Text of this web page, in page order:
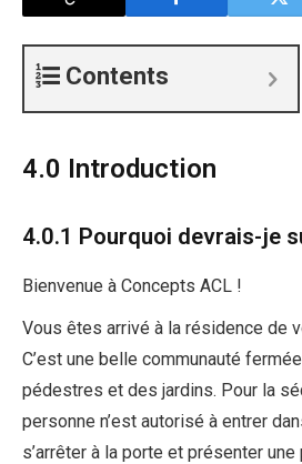
Contents
4.0 Introduction
4.0.1 Pourquoi devrais-je
Bienvenue à Concepts ACL !
Vous êtes arrivé à la résidence de
C’est une belle communauté
pédestres et des jardins. Pour la
personne n’est autorisé à entrer
s’arrêter à la porte et présenter une